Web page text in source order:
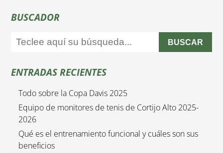
BUSCADOR
BUSCAR
ENTRADAS RECIENTES
Todo sobre la Copa Davis 2025
Equipo de monitores de tenis de Cortijo Alto 2025-
2026
Qué es el entrenamiento funcional y cuáles son sus
beneficios